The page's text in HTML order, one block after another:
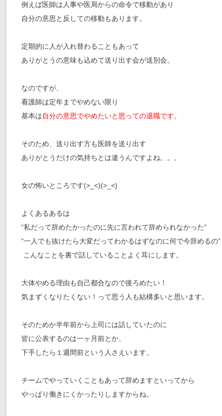
例えば医師は人事や医局からの命令で移動があり
自分の意思と反しての移動もあります。
定期的に人が入れ替わることもあって
ありがとうの意味も込めて送り出す会が送別会。
なのですが、
看護師は定年までやめない限り
基本は自分の意思でやめたいと思っての退職です。
そのため、送り出す方も医師を送り出す
ありがとうだけの気持ちとは違うんですよね。。。
女の怖いところです(>_<)(>_<)
よくあるあるは
“私だって辞めたかったのに先に言われて辞められなかった”
“一人でも抜けたら大変だってわかるはずなのに何で今辞めるの”
こんなことを裏で話していること よく耳にします。
大体やめる理由も自己都合なので後ろめたい！
気まずくなりたくない！って思う人も結構多いと思います。
そのためか半年前から上司には話していたのに
皆に公表するのは一ヶ月前とか、
下手したら１週間前という人さえいます。
チームでやっていくこともあって辞めますといってから
やっぱり働きにくかったりしますからね。